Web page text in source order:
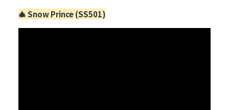
🎄 Snow Prince (SS501)